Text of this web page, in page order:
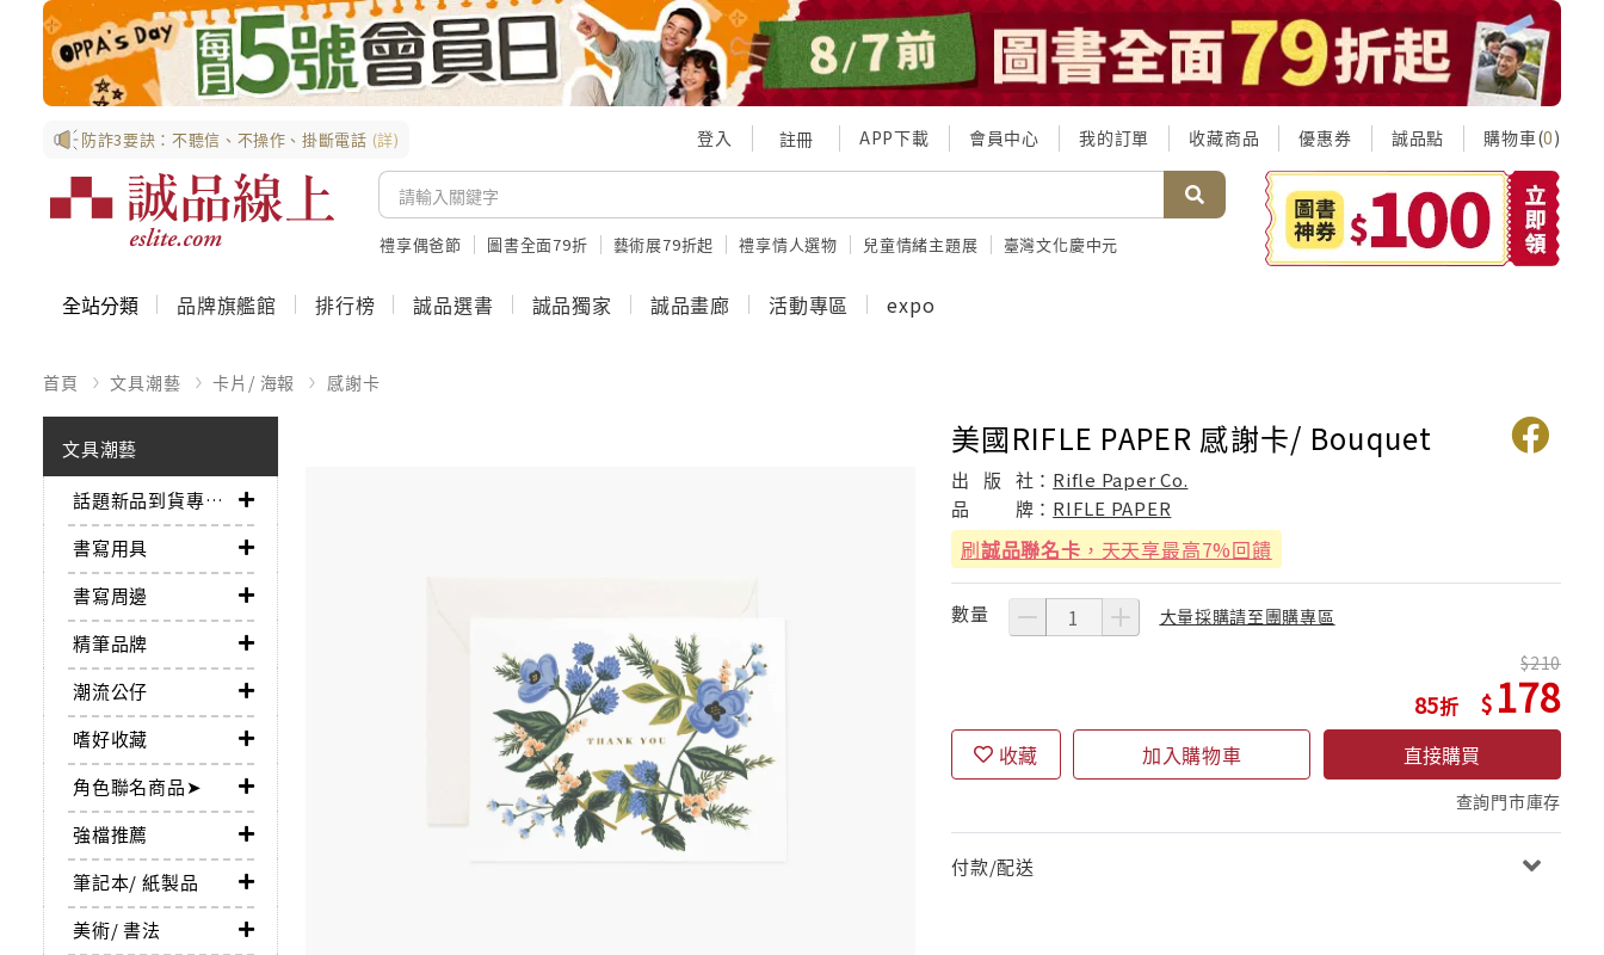
防詐3要訣：不聽信、不操作、掛斷電話 (詳) 登入 註冊 APP下載 會員中心 我的訂單 收藏商品 優惠券 誠品點 購物車(0)
禮享偶爸節 圖書全面79折 藝術展79折起 禮享情人選物 兒童情緒主題展 臺灣文化慶中元
全站分類 品牌旗艦館 排行榜 誠品選書 誠品獨家 誠品畫廊 活動專區 expo
首頁 文具潮藝 卡片/ 海報 感謝卡
文具潮藝
話題新品到貨專區➤
書寫用具
書寫周邊
精筆品牌
潮流公仔
嗜好收藏
角色聯名商品➤
強檔推薦
筆記本/ 紙製品
美術/ 書法
美國RIFLE PAPER 感謝卡/ Bouquet
出 版 社： Rifle Paper Co.
品
牌： RIFLE PAPER
刷誠品聯名卡 ，天天享最高7%回饋
數量 大量採購請至團購專區
85
210
178
收藏 加入購物車 直接購買
查詢門市庫存
付款/配送